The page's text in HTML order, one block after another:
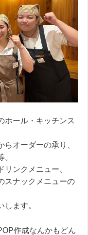
ホール・キッチンス
オーダーの承り、
ンクメニュー、
スナックメニューの
ます。
作成なんかもどん